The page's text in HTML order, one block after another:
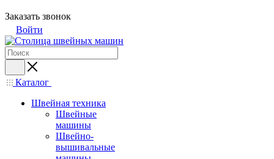
Заказать звонок
Войти
Каталог
Швейная техника
Швейные
машины
Швейно-
вышивальные